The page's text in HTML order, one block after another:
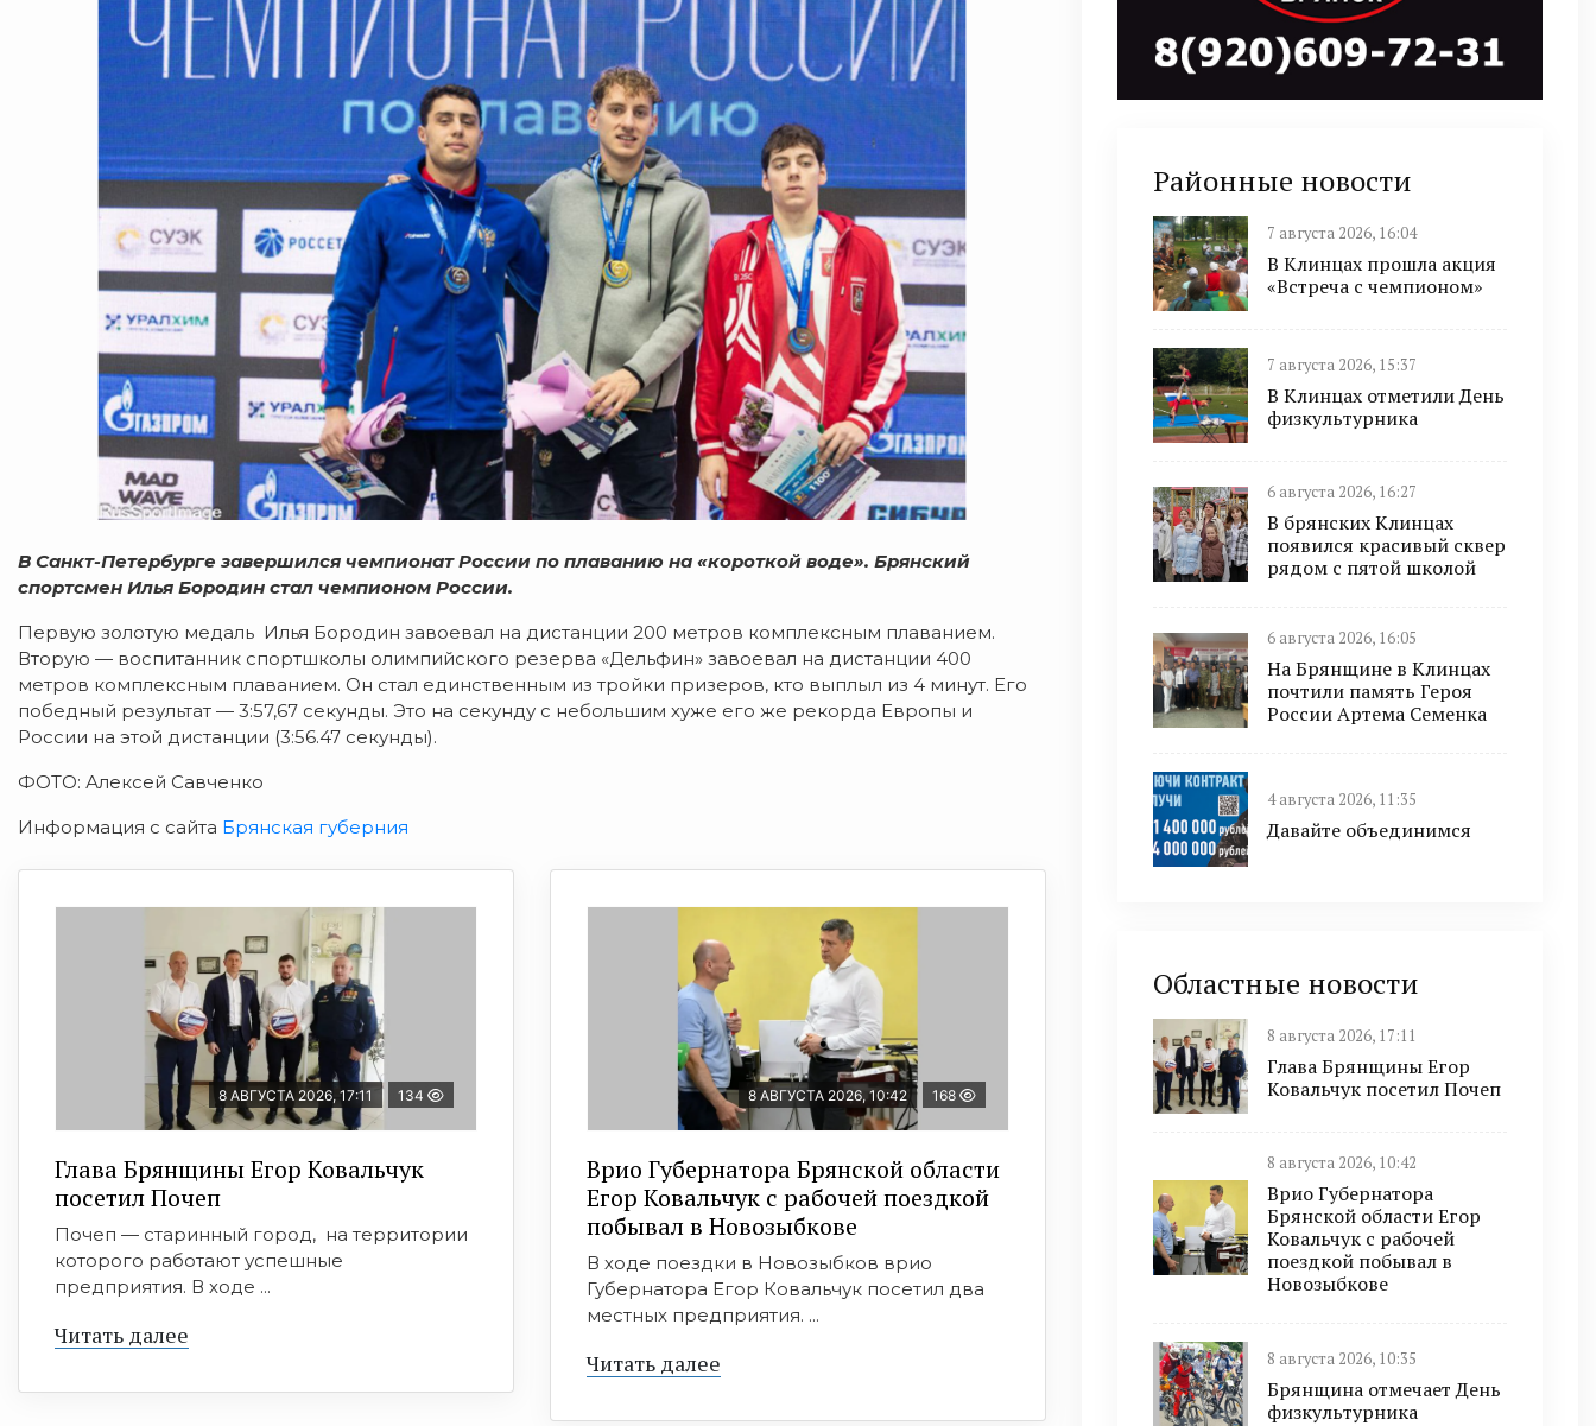
В Санкт-Петербурге завершился чемпионат России по плаванию на «короткой воде». Брянский
спортсмен Илья Бородин стал чемпионом России.
Первую золотую медаль Илья Бородин завоевал на дистанции 200 метров комплексным плаванием.
Вторую — воспитанник спортшколы олимпийского резерва «Дельфин» завоевал на дистанции 400
метров комплексным плаванием. Он стал единственным из тройки призеров, кто выплыл из 4 минут. Его
победный результат — 3:57,67 секунды. Это на секунду с небольшим хуже его же рекорда Европы и
России на этой дистанции (3:56.47 секунды).
ФОТО: Алексей Савченко
Информация с сайта Брянская губерния
8 АВГУСТА 2026, 17:11 134
Глава Брянщины Егор Ковальчук
посетил Почеп
Почеп — старинный город, на территории
которого работают успешные
предприятия. В ходе ...
Читать далее
8 АВГУСТА 2026, 10:42 168
Врио Губернатора Брянской области
Егор Ковальчук с рабочей поездкой
побывал в Новозыбкове
В ходе поездки в Новозыбков врио
Губернатора Егор Ковальчук посетил два
местных предприятия. ...
Читать далее
Районные новости
7 августа 2026, 16:04
В Клинцах прошла акция
«Встреча с чемпионом»
7 августа 2026, 15:37
В Клинцах отметили День
физкультурника
6 августа 2026, 16:27
В брянских Клинцах
появился красивый сквер
рядом с пятой школой
6 августа 2026, 16:05
На Брянщине в Клинцах
почтили память Героя
России Артема Семенка
4 августа 2026, 11:35
Давайте объединимся
Областные новости
8 августа 2026, 17:11
Глава Брянщины Егор
Ковальчук посетил Почеп
8 августа 2026, 10:42
Врио Губернатора
Брянской области Егор
Ковальчук с рабочей
поездкой побывал в
Новозыбкове
8 августа 2026, 10:35
Брянщина отмечает День
физкультурника